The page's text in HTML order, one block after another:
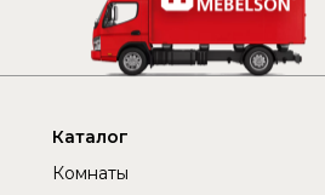
Каталог
Комнаты